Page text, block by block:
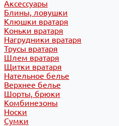
Аксессуары
Блины, ловушки
Клюшки вратаря
Коньки вратаря
Нагрудники вратаря
Трусы вратаря
Шлем вратаря
Щитки вратаря
Нательное белье
Верхнее белье
Шорты, брюки
Комбинезоны
Носки
Сумки